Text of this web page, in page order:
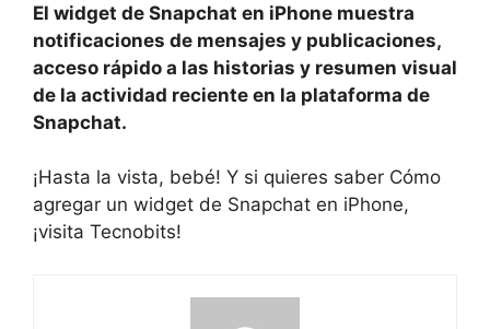
El ⁤widget ‌de Snapchat⁢ en iPhone muestra
notificaciones de ‌mensajes y publicaciones,⁢
acceso rápido a las historias‍ y resumen visual
de⁣ la‌ actividad ‌reciente en la⁣ plataforma de
Snapchat.
¡Hasta la vista, bebé! Y si​ quieres saber Cómo
agregar ⁤un widget ​de Snapchat en iPhone,⁤
¡visita Tecnobits!